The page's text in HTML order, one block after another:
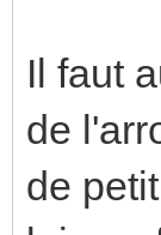
Il faut
de
de